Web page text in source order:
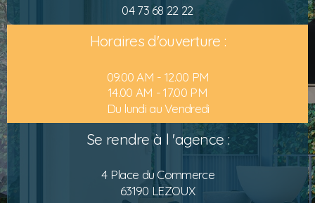
04 73 68 22 22
Horaires d'ouverture :
09.00 AM - 12.00 PM
14.00 AM - 17.00 PM
Du lundi au Vendredi
Se rendre à l 'agence :
4 Place du Commerce
63190 LEZOUX